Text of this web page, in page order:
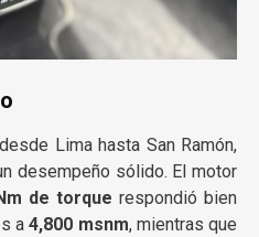
Lima hasta San Ramón,
desempeño sólido. El motor
de torque respondió bien
a4,800 msnm, mientras que